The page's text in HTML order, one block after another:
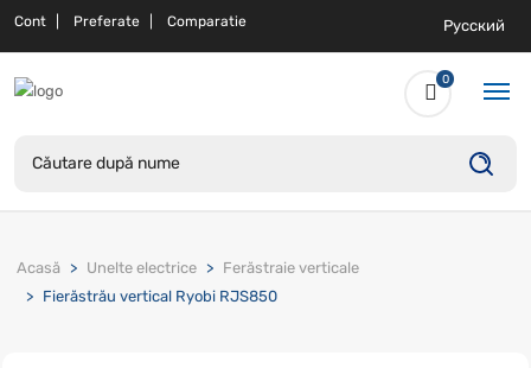
Cont Preferate Comparatie Русский
0
Acasă Unelte electrice
Ferăstraie verticale
Fierăstrău vertical Ryobi RJS850